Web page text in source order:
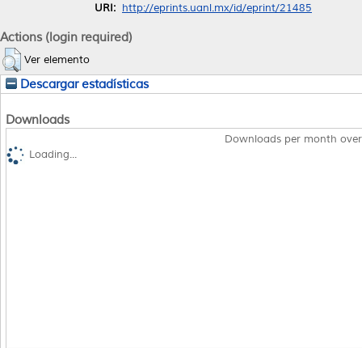
URI: http://eprints.uanl.mx/id/eprint/21485
Actions (login required)
Ver elemento
Descargar estadísticas
Downloads
Downloads per month
Loading...